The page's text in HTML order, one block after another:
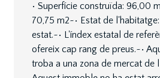
• Superfície construïda: 96,00
70,75 m2~• Estat de
estat.~• L'índex estatal de
ofereix cap rang de preus.~•
troba a una zona de mercat de